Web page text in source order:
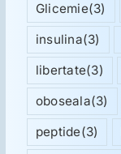
Glicemie(3)
insulina(3)
libertate(3)
oboseala(3)
peptide(3)